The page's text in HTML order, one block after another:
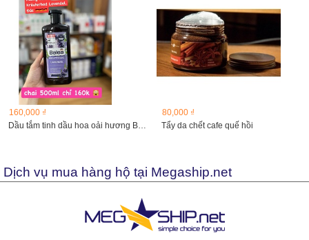
160,000 ₫
Dầu tắm tinh dầu hoa oải hương Balea Kräuterbad Lavendel,...
80,000 ₫
Tẩy da chết cafe quế hồi
Dịch vụ mua hàng hộ tại Megaship.net